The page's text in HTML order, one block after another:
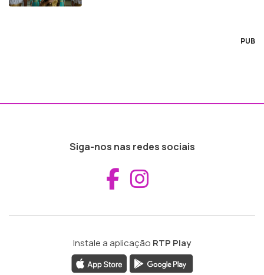
PUB
Siga-nos nas redes sociais
Aceder ao
Instale a aplicação RTP Play